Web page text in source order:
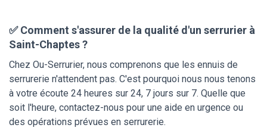
✅ Comment s'assurer de la qualité d'un serrurier à
Saint-Chaptes ?
Chez Ou-Serrurier, nous comprenons que les ennuis de
serrurerie n'attendent pas. C'est pourquoi nous nous tenons
à votre écoute 24 heures sur 24, 7 jours sur 7. Quelle que
soit l'heure, contactez-nous pour une aide en urgence ou
des opérations prévues en serrurerie.